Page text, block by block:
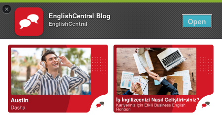
×
EnglishCentral Blog
EnglishCentral Open
Giriş Yap TR
İçeriğe
atla